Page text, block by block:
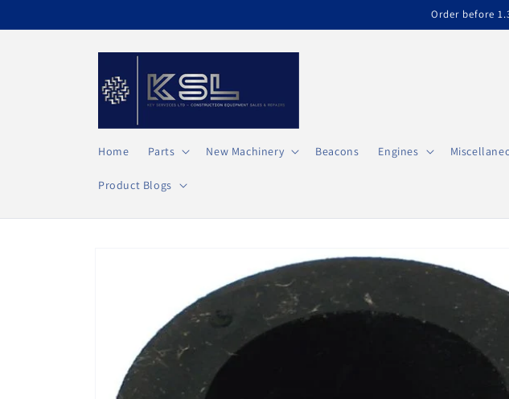
ai contenuti
Order before
Home Parts New Machinery Beacons Engines
Product Blogs